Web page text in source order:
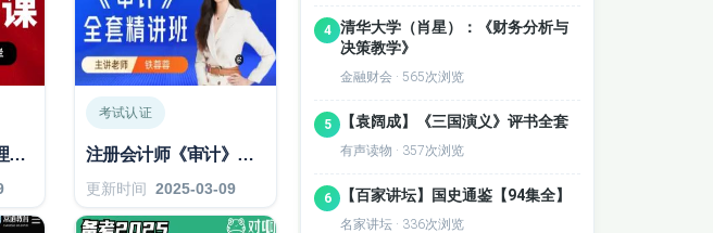
2025国考申论基本理论知识讲解
考试认证
注册会计师《审计》注册会计CPA会计零基础精讲
更新时间 2025-03-09
4
清华大学（肖星）：《财务分析与
决策教学》
金融财会 · 565次浏览
5 【袁阔成】《三国演义》评书全套
有声读物 · 357次浏览
6 【百家讲坛】国史通鉴【94集全】
名家讲坛 · 336次浏览